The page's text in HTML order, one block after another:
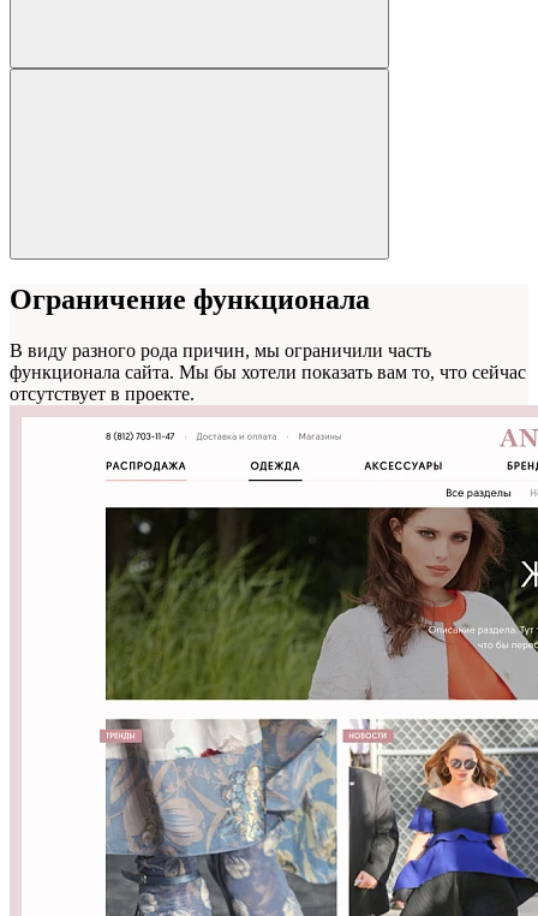
Ограничение функционала
В виду разного рода причин, мы ограничили часть
функционала сайта. Мы бы хотели показать вам то, что сейчас
отсутствует в проекте.